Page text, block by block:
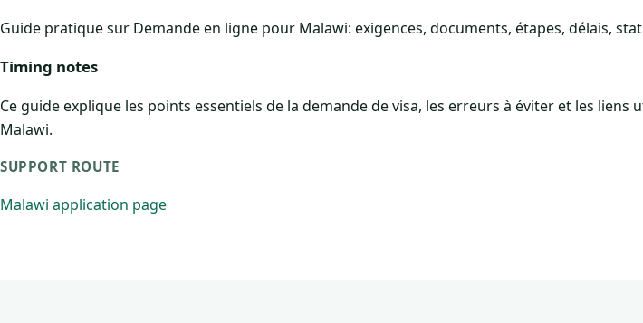
Guide pratique sur Demande en ligne pour Malawi: exigences, documents, étapes, délais,
Timing notes
Ce guide explique les points essentiels de la demande de visa, les erreurs à éviter et les
Malawi.
SUPPORT ROUTE
Malawi application page